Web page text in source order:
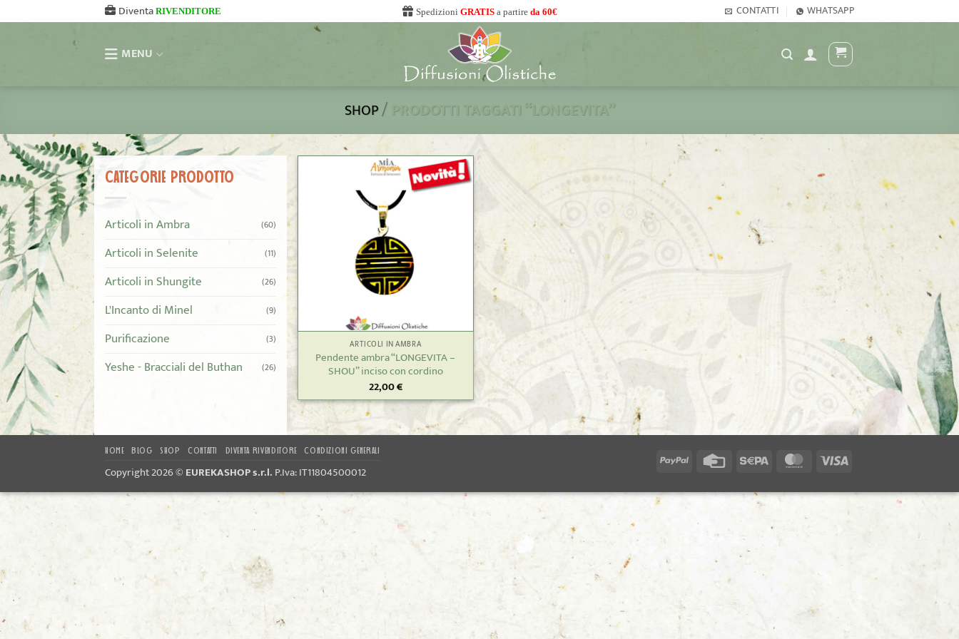
ai
Diventa RIVENDITORE Spedizioni GRATIS a partire da 60€ CONTATTI WHATSAPP
MENU
SHOP/PRODOTTI TAGGATI “LONGEVITA”
CATEGORIE PRODOTTO
Articoli in Ambra (60)
Articoli in Selenite (11)
Articoli in Shungite (26)
L'Incanto di Minel (9)
Purificazione (3)
Yeshe - Bracciali del Buthan (26)
ARTICOLI IN AMBRA
Pendente ambra “LONGEVITA –
SHOU” inciso con cordino
22,00€
PayPal
Credit
Sepa MasterCardVisa
HOME BLOG SHOP CONTATTI DIVENTA RIVENDITORE CONDIZIONI GENERALI
Copyright 2026 © EUREKASHOP s.r.l. P.Iva: IT11804500012